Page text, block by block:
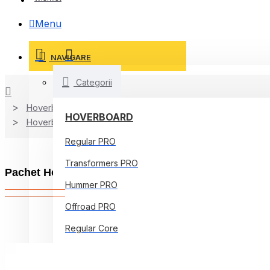
Menu
NAVIGARE
Categorii
HOVERBOARD
Regular PRO
Transformers PRO
Hummer PRO
Offroad PRO
Regular Core
Hoverboard
Hoverboard Kart
Pachet Hoverboard 6.5 inch cu Scaun Standard,